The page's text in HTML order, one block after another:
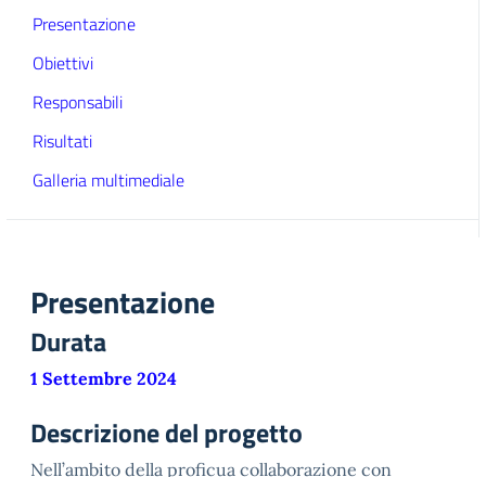
Presentazione
Obiettivi
Responsabili
Risultati
Galleria multimediale
Presentazione
Durata
1 Settembre 2024
Descrizione del progetto
Nell’ambito della proficua collaborazione con